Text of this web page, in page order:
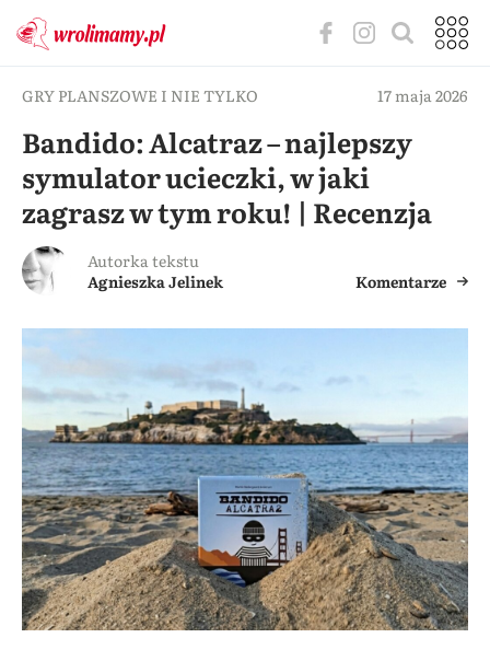
GRY PLANSZOWE I NIE TYLKO 17 maja 2026
Bandido: Alcatraz – najlepszy
symulator ucieczki, w jaki
zagrasz w tym roku! | Recenzja
Autorka tekstu
Agnieszka Jelinek
Komentarze